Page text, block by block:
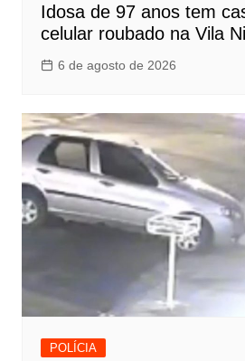
Idosa de 97 anos tem
celular roubado na Vila
6 de agosto de 2026
POLÍCIA